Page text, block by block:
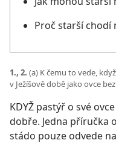
Proč starší chodí
1., 2. (a) K čemu to vede,
v Ježíšově době jako ovce
KDYŽ pastýř o své
dobře. Jedna příručka
stádo pouze odvede